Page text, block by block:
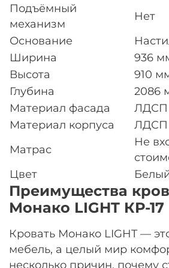
Подъёмный
механизм
Нет
Основание
Ширина
936
Высота
910
Глубина
2086
Материал фасада
ЛДСП
Материал корпуса
ЛДСП
Матрас
Не
Цвет
Преимущества
Монако LIGHT КР-17
Кровать Монако LIGHT —
мебель, а целый мир
несколько причин, почему